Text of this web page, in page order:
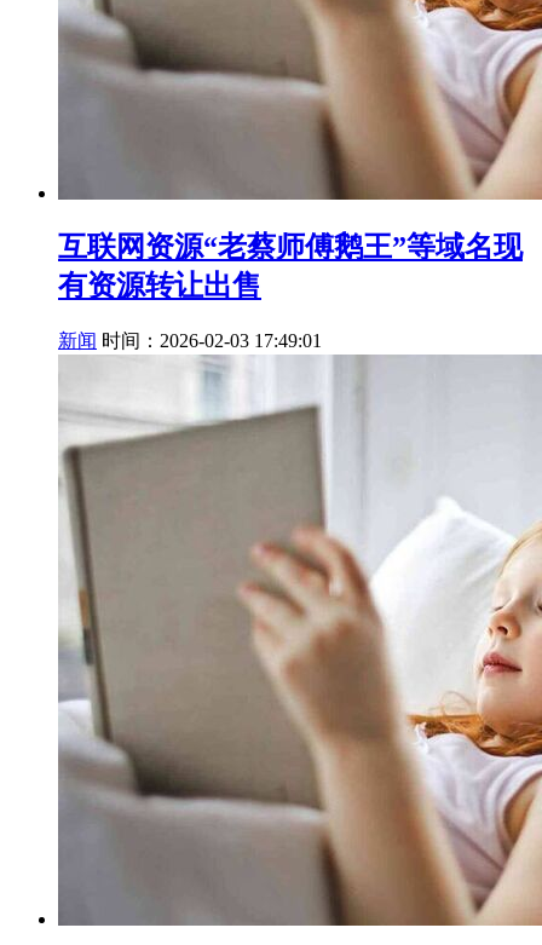
互联网资源“老蔡师傅鹅王”等域名现
有资源转让出售
新闻 时间：2026-02-03 17:49:01